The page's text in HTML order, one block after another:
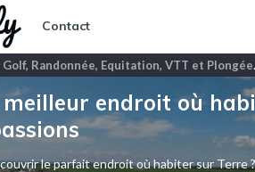
Contact
Randonnée, Equitation, VTT et Plongée.
meilleur endroit où
le parfait endroit où habiter sur Terre ?